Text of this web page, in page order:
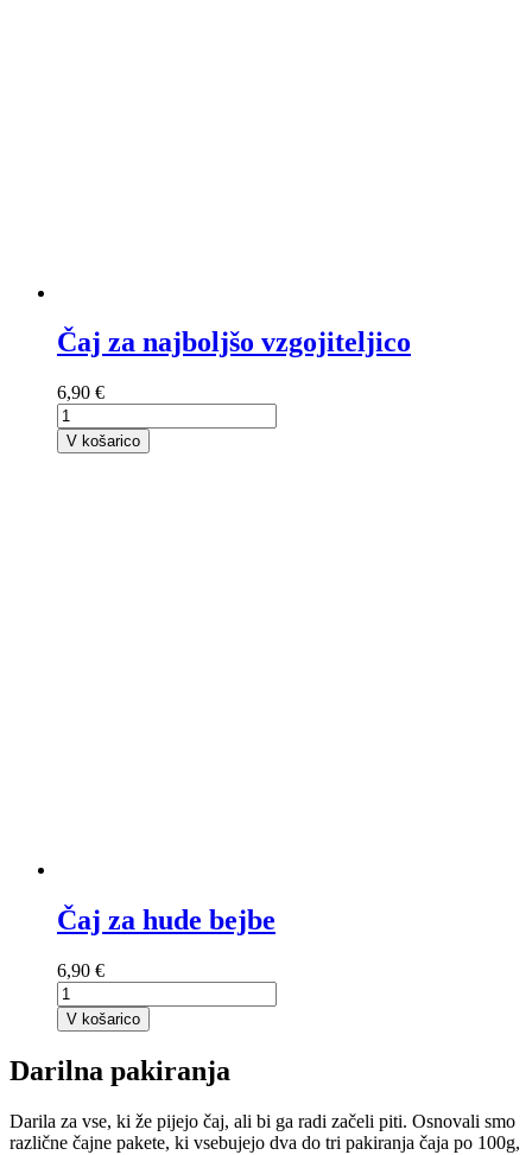
Čaj za najboljšo vzgojiteljico
6,90 €
V košarico
Čaj za hude bejbe
6,90 €
V košarico
Darilna pakiranja
Darila za vse, ki že pijejo čaj, ali bi ga radi začeli piti. Osnovali smo
različne čajne pakete, ki vsebujejo dva do tri pakiranja čaja po 100g,